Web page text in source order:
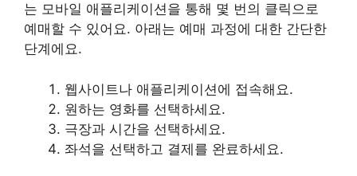
는 모바일 애플리케이션을 통해 몇 번의 클릭으로
예매할 수 있어요. 아래는 예매 과정에 대한 간단한
단계에요.
웹사이트나 애플리케이션에 접속해요.
원하는 영화를 선택하세요.
극장과 시간을 선택하세요.
좌석을 선택하고 결제를 완료하세요.